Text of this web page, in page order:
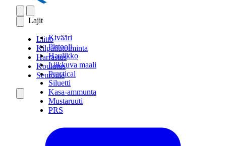
Lajit
Kivääri
Pistooli
Haulikko
Liikkuva maali
Practical
Siluetti
Kasa-ammunta
Mustaruuti
PRS
Liitto
Kilpailutoiminta
Harrastus
Koulutus
Seuroille